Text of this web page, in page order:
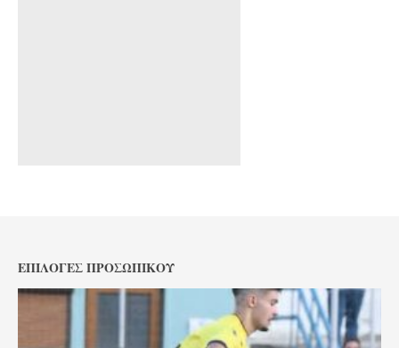
ΕΠΙΛΟΓΈΣ ΠΡΟΣΩΠΙΚΟΎ